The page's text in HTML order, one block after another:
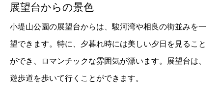
展望台からの景色
小堤山公園の展望台からは、駿河湾や相良の街並みを一
望できます。特に、夕暮れ時には美しい夕日を見ること
ができ、ロマンチックな雰囲気が漂います。展望台は、
遊歩道を歩いて行くことができます。